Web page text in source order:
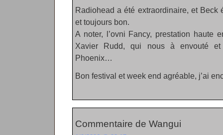
Radiohead a été extraordinaire, et Beck
et toujours bon.
A noter, l’ovni Fancy, prestation haute
Xavier Rudd, qui nous à envouté et
Phoenix…
Bon festival et week end agréable, j’ai
Commentaire de Wangui